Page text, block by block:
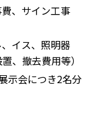
、サイン工事
イス、照明器
、撤去費用等）
示会につき2名分